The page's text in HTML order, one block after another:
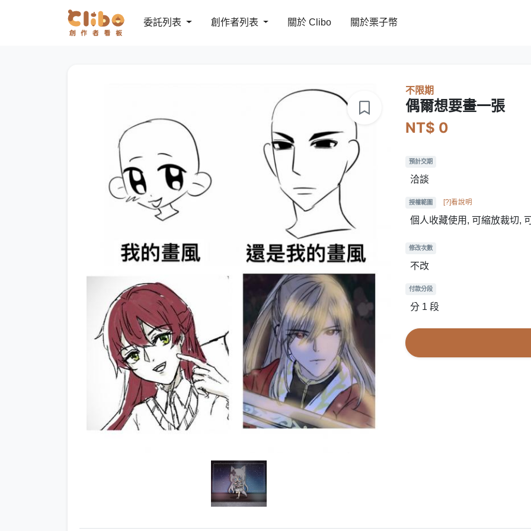
委託列表 創作者列表 關於 Clibo 關於栗子幣
不限期
偶爾想要畫一張
NT$ 0
預計交期
洽談
授權範圍 [?]看說明
個人收藏使用, 可縮放裁切,
修改次數
不改
付款分段
分 1 段